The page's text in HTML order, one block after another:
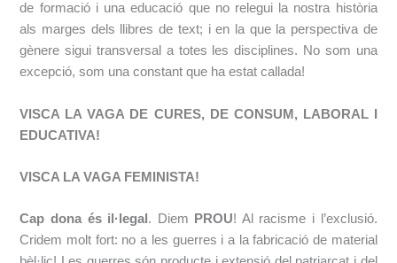
de formació i una educació que no relegui la nostra història
als marges dels llibres de text; i en la que la perspectiva de
gènere sigui transversal a totes les disciplines. No som una
excepció, som una constantque ha estat callada!
VISCA LA VAGA DE CURES, DE CONSUM, LABORAL I
EDUCATIVA!
VISCA LA VAGA FEMINISTA!
Cap dona és il·legal ​. Diem PROU! Al racisme i l’exclusió.
Cridem molt fort: no a les guerres i a la fabricació de material